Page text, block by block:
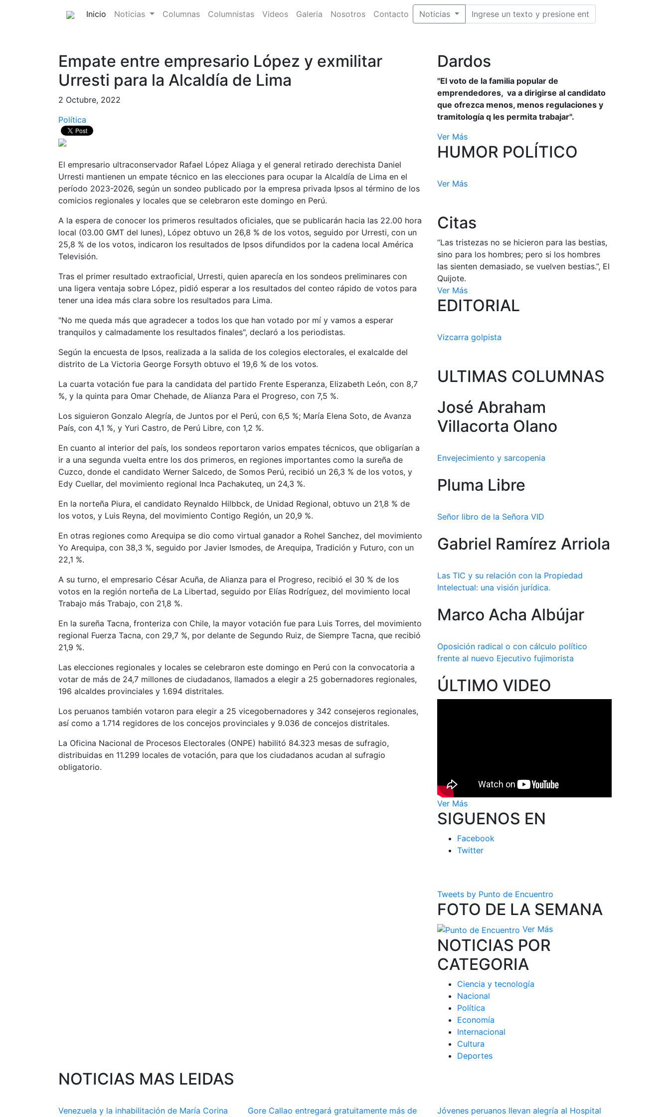
Inicio (current)
Noticias Columnas Columnistas Videos Galeria Nosotros Contacto Noticias
Empate entre empresario López y exmilitar
Urresti para la Alcaldía de Lima
2 Octubre, 2022
Política
El empresario ultraconservador Rafael López Aliaga y el general retirado derechista Daniel
Urresti mantienen un empate técnico en las elecciones para ocupar la Alcaldía de Lima en el
período 2023-2026, según un sondeo publicado por la empresa privada Ipsos al término de los
comicios regionales y locales que se celebraron este domingo en Perú.
A la espera de conocer los primeros resultados oficiales, que se publicarán hacia las 22.00 hora
local (03.00 GMT del lunes), López obtuvo un 26,8 % de los votos, seguido por Urresti, con un
25,8 % de los votos, indicaron los resultados de Ipsos difundidos por la cadena local América
Televisión.
Tras el primer resultado extraoficial, Urresti, quien aparecía en los sondeos preliminares con
una ligera ventaja sobre López, pidió esperar a los resultados del conteo rápido de votos para
tener una idea más clara sobre los resultados para Lima.
"No me queda más que agradecer a todos los que han votado por mí y vamos a esperar
tranquilos y calmadamente los resultados finales", declaró a los periodistas.
Según la encuesta de Ipsos, realizada a la salida de los colegios electorales, el exalcalde del
distrito de La Victoria George Forsyth obtuvo el 19,6 % de los votos.
La cuarta votación fue para la candidata del partido Frente Esperanza, Elizabeth León, con 8,7
%, y la quinta para Omar Chehade, de Alianza Para el Progreso, con 7,5 %.
Los siguieron Gonzalo Alegría, de Juntos por el Perú, con 6,5 %; María Elena Soto, de Avanza
País, con 4,1 %, y Yuri Castro, de Perú Libre, con 1,2 %.
En cuanto al interior del país, los sondeos reportaron varios empates técnicos, que obligarían a
ir a una segunda vuelta entre los dos primeros, en regiones importantes como la sureña de
Cuzco, donde el candidato Werner Salcedo, de Somos Perú, recibió un 26,3 % de los votos, y
Edy Cuellar, del movimiento regional Inca Pachakuteq, un 24,3 %.
En la norteña Piura, el candidato Reynaldo Hilbbck, de Unidad Regional, obtuvo un 21,8 % de
los votos, y Luis Reyna, del movimiento Contigo Región, un 20,9 %.
En otras regiones como Arequipa se dio como virtual ganador a Rohel Sanchez, del movimiento
Yo Arequipa, con 38,3 %, seguido por Javier Ismodes, de Arequipa, Tradición y Futuro, con un
22,1 %.
A su turno, el empresario César Acuña, de Alianza para el Progreso, recibió el 30 % de los
votos en la región norteña de La Libertad, seguido por Elías Rodríguez, del movimiento local
Trabajo más Trabajo, con 21,8 %.
En la sureña Tacna, fronteriza con Chile, la mayor votación fue para Luis Torres, del movimiento
regional Fuerza Tacna, con 29,7 %, por delante de Segundo Ruiz, de Siempre Tacna, que recibió
21,9 %.
Las elecciones regionales y locales se celebraron este domingo en Perú con la convocatoria a
votar de más de 24,7 millones de ciudadanos, llamados a elegir a 25 gobernadores regionales,
196 alcaldes provinciales y 1.694 distritales.
Los peruanos también votaron para elegir a 25 vicegobernadores y 342 consejeros regionales,
así como a 1.714 regidores de los concejos provinciales y 9.036 de concejos distritales.
La Oficina Nacional de Procesos Electorales (ONPE) habilitó 84.323 mesas de sufragio,
distribuidas en 11.299 locales de votación, para que los ciudadanos acudan al sufragio
obligatorio.
Dardos
"El voto de la familia popular de
emprendedores, va a dirigirse al candidato
que ofrezca menos, menos regulaciones y
tramitología q les permita trabajar".
Ver Más
HUMOR POLÍTICO
Ver Más
Citas
“Las tristezas no se hicieron para las bestias,
sino para los hombres; pero si los hombres
las sienten demasiado, se vuelven bestias.”, El
Quijote.
Ver Más
EDITORIAL
Vizcarra golpista
ULTIMAS COLUMNAS
José Abraham
Villacorta Olano
Envejecimiento y sarcopenia
Pluma Libre
Señor libro de la Señora VID
Gabriel Ramírez Arriola
Las TIC y su relación con la Propiedad
Intelectual: una visión jurídica.
Marco Acha Albújar
Oposición radical o con cálculo político
frente al nuevo Ejecutivo fujimorista
ÚLTIMO VIDEO
Ver Más
SIGUENOS EN
Facebook
Twitter
Tweets by Punto de Encuentro
FOTO DE LA SEMANA
Ver Más
NOTICIAS POR
CATEGORIA
Ciencia y tecnología
Nacional
Política
Economía
Internacional
Cultura
Deportes
NOTICIAS MAS LEIDAS
Venezuela y la inhabilitación de María Corina Gore Callao entregará gratuitamente más de Jóvenes peruanos llevan alegría al Hospital